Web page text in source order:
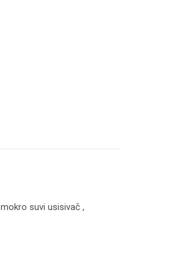
mokro suvi usisivač ,